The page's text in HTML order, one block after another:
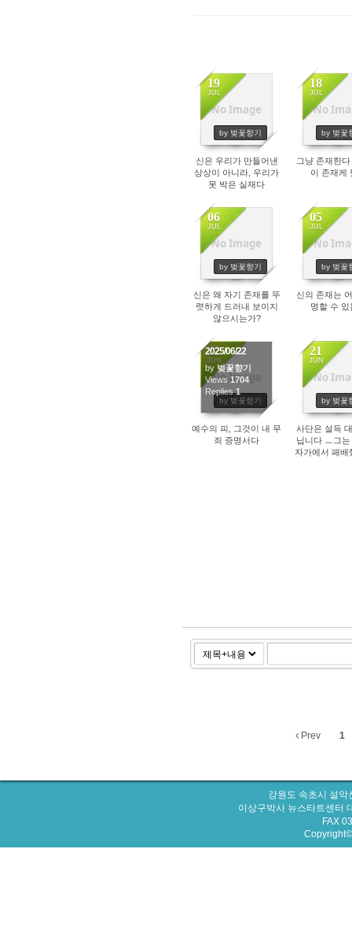
No Image
19
JUL
by 벚꽃향기
1507
신은 우리가 만들어낸
상상이 아니라, 우리가
못 박은 실재다
No
18
JUL
by 벚꽃
1670
그냥 존재한
이 존재케
No Image
06
JUL
by 벚꽃향기
1516
신은 왜 자기 존재를 뚜
렷하게 드러내 보이지
않으시는가?
No
05
JUL
by 벚꽃
1620
신의 존재는
명할 수 있
No Image
22
JUN
by 벚꽃향기
2025/06/22
by 벚꽃향기
Views1704
Replies1
예수의 피, 그것이 내 무
죄 증명서다
No
21
JUN
by 벚꽃
1752
사단은 설득
닙니다 ㅡ그
자가에서 패배
Prev 1
강원도 속초시 설
이상구박사 뉴스타트센터
FAX